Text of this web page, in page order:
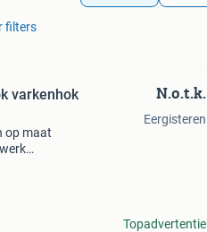
filters
varkenhok
op maat
N.o.t.k.
Eergisteren
Topadvertentie